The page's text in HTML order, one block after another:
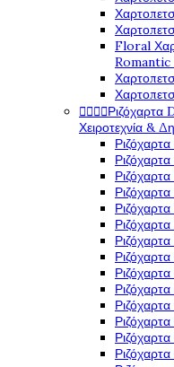
Floral
Romantic
Ριζόχαρτα
Χειροτεχνία &